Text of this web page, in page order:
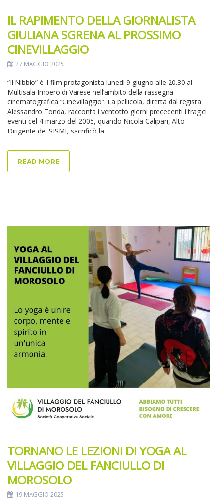
IL RAPIMENTO DELLA GIORNALISTA
GIULIANA SGRENA AL PROSSIMO
CINEVILLAGGIO
27 MAGGIO 2025
“Il Nibbio” è il film protagonista lunedì 9 giugno alle 20.30 al
Multisala Impero di Varese nell’ambito della rassegna
cinematografica “CineVillaggio”. La pellicola, diretta dal regista
Alessandro Tonda, racconta i ventotto giorni precedenti i tragici
eventi del 4 marzo del 2005, quando Nicola Calipari, Alto
Dirigente del SISMI, sacrificò la
READ MORE
TORNANO LE LEZIONI DI YOGA AL
VILLAGGIO DEL FANCIULLO DI
MOROSOLO
19 MAGGIO 2025